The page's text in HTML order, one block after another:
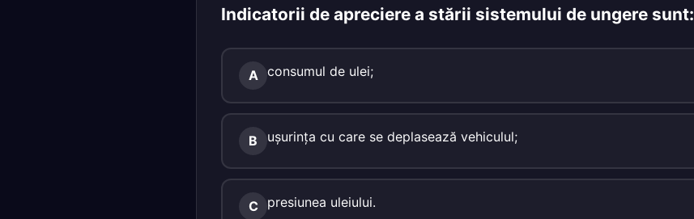
Indicatorii de apreciere a stării sistemului de ungere sunt:
A consumul de ulei;
B uşurinţa cu care se deplasează vehiculul;
C presiunea uleiului.